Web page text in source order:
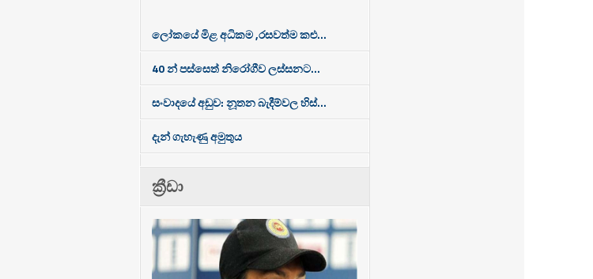
ලෝකයේ මිළ අධිකම ,රසවත්ම කළු...
40 න් පස්සෙත් නිරෝගීව ලස්සනට...
සංවාදයේ අඩුව: නූතන බැදීම්වල හිස්...
දැන් ගැහැණු අමුතුය
ක්‍රීඩා